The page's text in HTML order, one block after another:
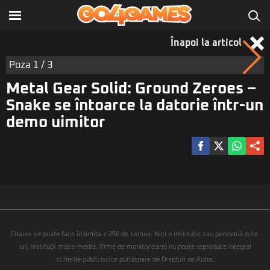
Înapoi la articol
Poza 1 / 3
Metal Gear Solid: Ground Zeroes –
Snake se întoarce la datorie într-un
demo uimitor
Citarea se poate face în limita a 250 de semne. Nici o instituţie sau persoană (site-
uri, instituţii mass-media, firme de monitorizare) nu poate reproduce integral
scrierile publicistice purtătoare de Drepturi de Autor.